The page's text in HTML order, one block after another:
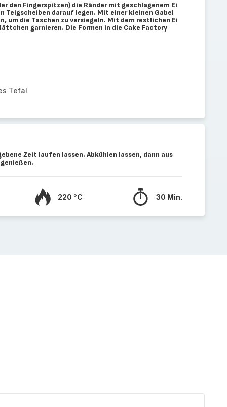
den Fingerspitzen) die Ränder mit geschlagenem Ei
Teigscheiben darauf legen. Mit einer kleinen Gabel
um die Taschen zu versiegeln. Mit dem restlichen Ei
garnieren. Die Formen in die Cake Factory
Tefal
Zeit laufen lassen. Abkühlen lassen, dann aus
220 °C 30 Min.